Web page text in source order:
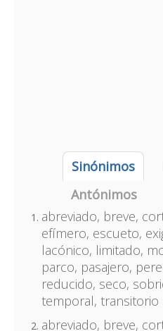
Sinónimos
Antónimos
abreviado, breve,
efímero, escueto,
lacónico, limitado,
parco, pasajero,
reducido, seco,
temporal, transitorio
abreviado, breve,